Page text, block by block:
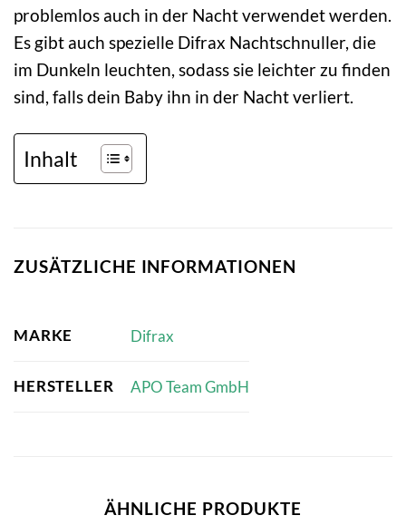
problemlos auch in der Nacht verwendet werden.
Es gibt auch spezielle Difrax Nachtschnuller, die
im Dunkeln leuchten, sodass sie leichter zu finden
sind, falls dein Baby ihn in der Nacht verliert.
Inhalt
ZUSÄTZLICHE INFORMATIONEN
MARKE Difrax
HERSTELLER APO Team GmbH
ÄHNLICHE PRODUKTE